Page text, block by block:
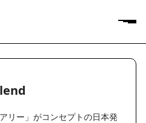
リー」がコンセプトの日本発